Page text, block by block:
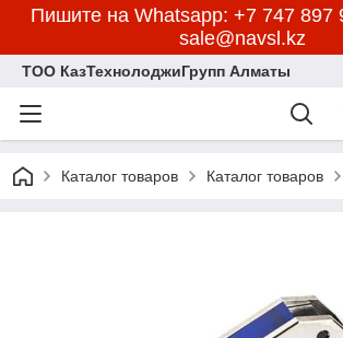
Пишите на Whatsapp: +7 747 897
sale@navsl.kz
ТОО КазТехнолоджиГрупп Алматы
Каталог товаров Каталог товаров